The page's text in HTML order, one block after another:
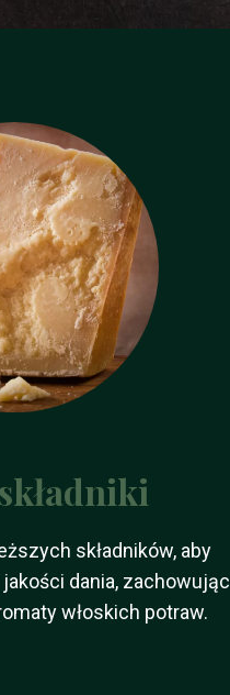
składników, aby
dania, zachowując
włoskich potraw.